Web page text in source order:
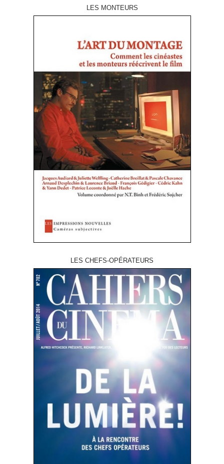
LES MONTEURS
LES CHEFS-OPÉRATEURS